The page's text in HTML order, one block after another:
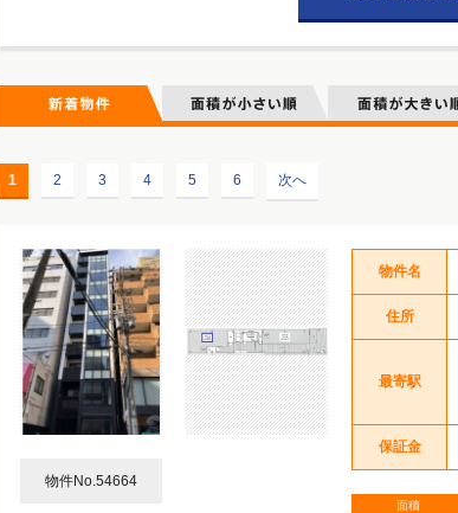
1 2 3 4 5 6 次へ
物件No.54664
物件名
住所
最寄駅
保証金
面積
北浜・今橋 1～2丁目
北浜・今橋 3～4丁目
高麗橋・伏見町 1～2丁目
高麗橋・伏見町 3～4丁目
道修町・平野町 1～2丁目
道修町・平野町 3～4丁目
淡路町・瓦町 1～2丁目
淡路町・瓦町 3～4丁目
備後町・安土町 1～2丁目
備後町・安土町 3～4丁目
本町・南本町 1～2丁目
本町・南本町 3～4丁目
久太郎町・北久宝寺町・南久宝寺町 1～2丁目
久太郎町・北久宝寺町・南久宝寺町 3～4丁目
土佐堀・江戸堀・京町堀 1～2丁目
靭本町・西本町 1丁目
阿波座・立売堀 1丁目
北浜・今橋 1～2丁目
北浜・今橋 3～4丁目
高麗橋・伏見町 1～2丁目
高麗橋・伏見町 3～4丁目
道修町・平野町 1～2丁目
道修町・平野町 3～4丁目
淡路町・瓦町 1～2丁目
淡路町・瓦町 3～4丁目
備後町・安土町 1～2丁目
備後町・安土町 3～4丁目
本町・南本町 1～2丁目
本町・南本町 3～4丁目
久太郎町・北久宝寺町・南久宝寺町 1～2丁目
久太郎町・北久宝寺町・南久宝寺町 3～4丁目
土佐堀・江戸堀・京町堀 1～2丁目
靭本町・西本町 1丁目
阿波座・立売堀 1丁目
北浜・今橋 1～2丁目
北浜・今橋 3～4丁目
高麗橋・伏見町 1～2丁目
高麗橋・伏見町 3～4丁目
道修町・平野町 1～2丁目
道修町・平野町 3～4丁目
淡路町・瓦町 1～2丁目
淡路町・瓦町 3～4丁目
備後町・安土町 1～2丁目
備後町・安土町 3～4丁目
本町・南本町 1～2丁目
本町・南本町 3～4丁目
久太郎町・北久宝寺町・南久宝寺町 1～2丁目
久太郎町・北久宝寺町・南久宝寺町 3～4丁目
土佐堀・江戸堀・京町堀 1～2丁目
靭本町・西本町 1丁目
阿波座・立売堀 1丁目
北浜・今橋 1～2丁目
北浜・今橋 3～4丁目
高麗橋・伏見町 1～2丁目
高麗橋・伏見町 3～4丁目
道修町・平野町 1～2丁目
道修町・平野町 3～4丁目
淡路町・瓦町 1～2丁目
淡路町・瓦町 3～4丁目
備後町・安土町 1～2丁目
備後町・安土町 3～4丁目
本町・南本町 1～2丁目
本町・南本町 3～4丁目
久太郎町・北久宝寺町・南久宝寺町 1～2丁目
久太郎町・北久宝寺町・南久宝寺町 3～4丁目
土佐堀・江戸堀・京町堀 1～2丁目
靭本町・西本町 1丁目
阿波座・立売堀 1丁目